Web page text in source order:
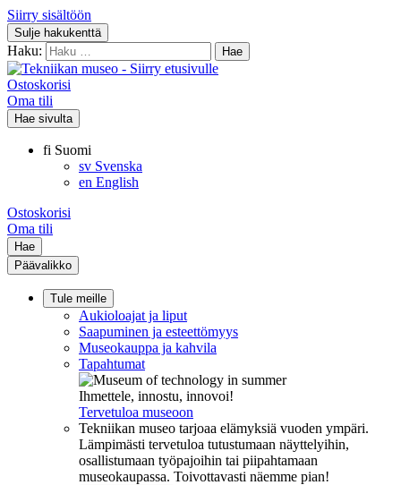
Siirry sisältöön
Sulje hakukenttä
Haku:
Ostoskorisi
Oma tili
Hae sivulta
fi Suomi
sv Svenska
en English
Ostoskorisi
Oma tili
Hae
Päävalikko
Tule meille
Aukioloajat ja liput
Saapuminen ja esteettömyys
Museokauppa ja kahvila
Tapahtumat
Ihmettele, innostu, innovoi!
Tervetuloa museoon
Tekniikan museo tarjoaa elämyksiä vuoden ympäri.
Lämpimästi tervetuloa tutustumaan näyttelyihin,
osallistumaan työpajoihin tai piipahtamaan
museokaupassa. Toivottavasti näemme pian!